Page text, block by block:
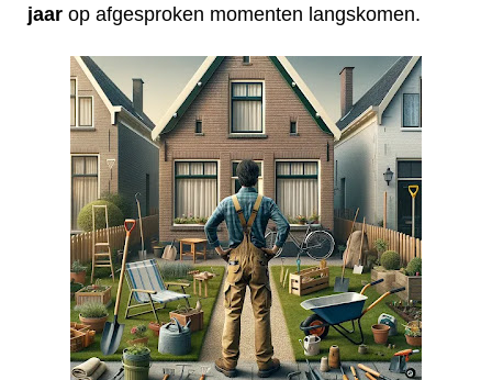
jaar op afgesproken momenten langskomen.